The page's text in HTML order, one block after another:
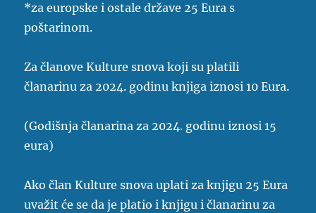
*za europske i ostale države 25 Eura s
poštarinom.
Za članove Kulture snova koji su platili
članarinu za 2024. godinu knjiga iznosi 10 Eura.
(Godišnja članarina za 2024. godinu iznosi 15
eura)
Ako član Kulture snova uplati za knjigu 25 Eura
uvažit će se da je platio i knjigu i članarinu za